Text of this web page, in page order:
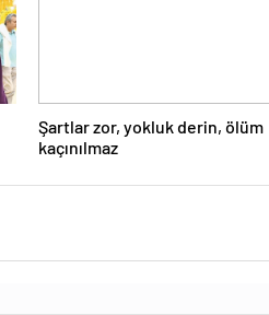
Şartlar zor, yokluk derin, ölüm
kaçınılmaz